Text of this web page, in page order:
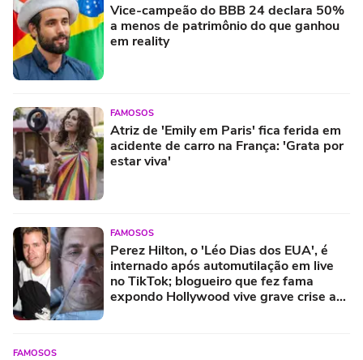
Vice-campeão do BBB 24 declara 50%
a menos de patrimônio do que ganhou
em reality
FAMOSOS
Atriz de 'Emily em Paris' fica ferida em
acidente de carro na França: 'Grata por
estar viva'
FAMOSOS
Perez Hilton, o 'Léo Dias dos EUA', é
internado após automutilação em live
no TikTok; blogueiro que fez fama
expondo Hollywood vive grave crise aos
FAMOSOS